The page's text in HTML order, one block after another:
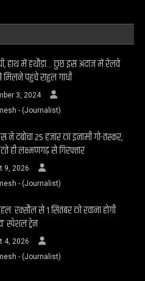
हाथ में हथौड़ा… कुछ इस अंदाज में रेलवे
पहुंचे राहुल गांधी
3, 2024
- (Journalist)
दबोचा 25 हजार का इनामी गो-तस्कर,
ही लक्ष्मणगढ़ से गिरफ्तार
9, 2026
- (Journalist)
रक्सौल से 1 सितंबर को रवाना होगी
स्पेशल ट्रेन
4, 2026
- (Journalist)